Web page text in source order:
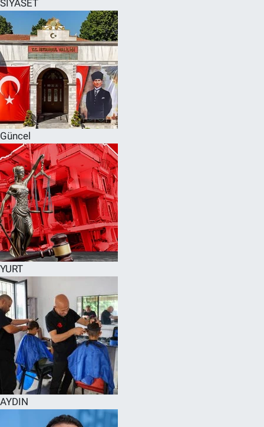
SİYASET
Güncel
YURT
AYDIN
SPOR
RESMİ İLANLAR